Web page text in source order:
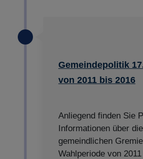
Gemeindepolitik
von 2011 bis 2016
Anliegend finden Sie
Informationen über
gemeindlichen
Wahlperiode von